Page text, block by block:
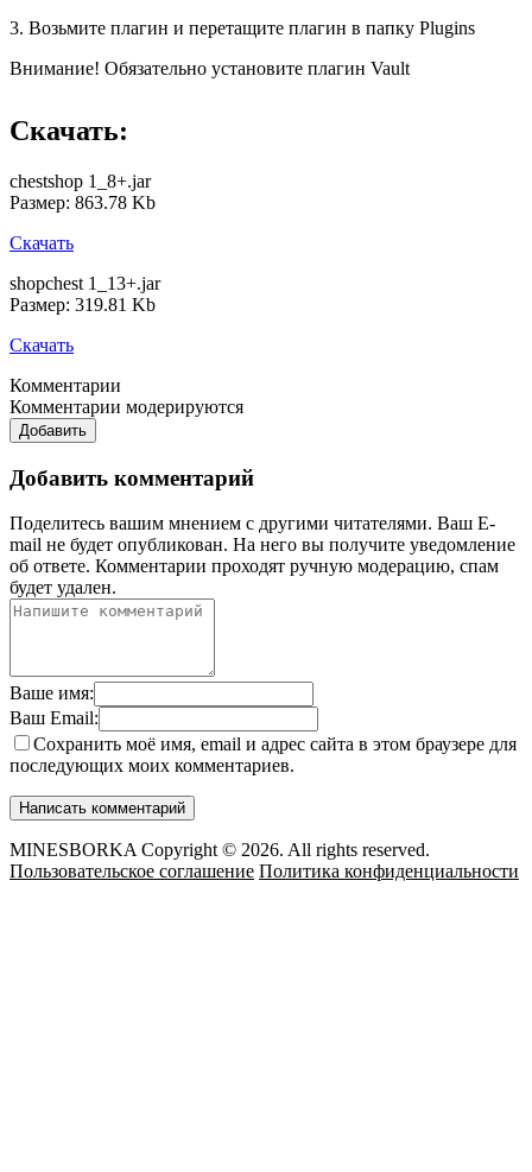
3. Возьмите плагин и перетащите плагин в папку Plugins
Внимание! Обязательно установите плагин Vault
Скачать:
chestshop 1_8+.jar
Размер: 863.78 Kb
Скачать
shopchest 1_13+.jar
Размер: 319.81 Kb
Скачать
Комментарии
Комментарии модерируются
Добавить
Добавить комментарий
Поделитесь вашим мнением с другими читателями. Ваш E-
mail не будет опубликован. На него вы получите уведомление
об ответе. Комментарии проходят ручную модерацию, спам
будет удален.
Ваше имя:
Ваш Email:
Сохранить моё имя, email и адрес сайта в этом браузере для
последующих моих комментариев.
MINESBORKA Copyright © 2026. All rights reserved.
Пользовательское соглашение Политика конфиденциальности